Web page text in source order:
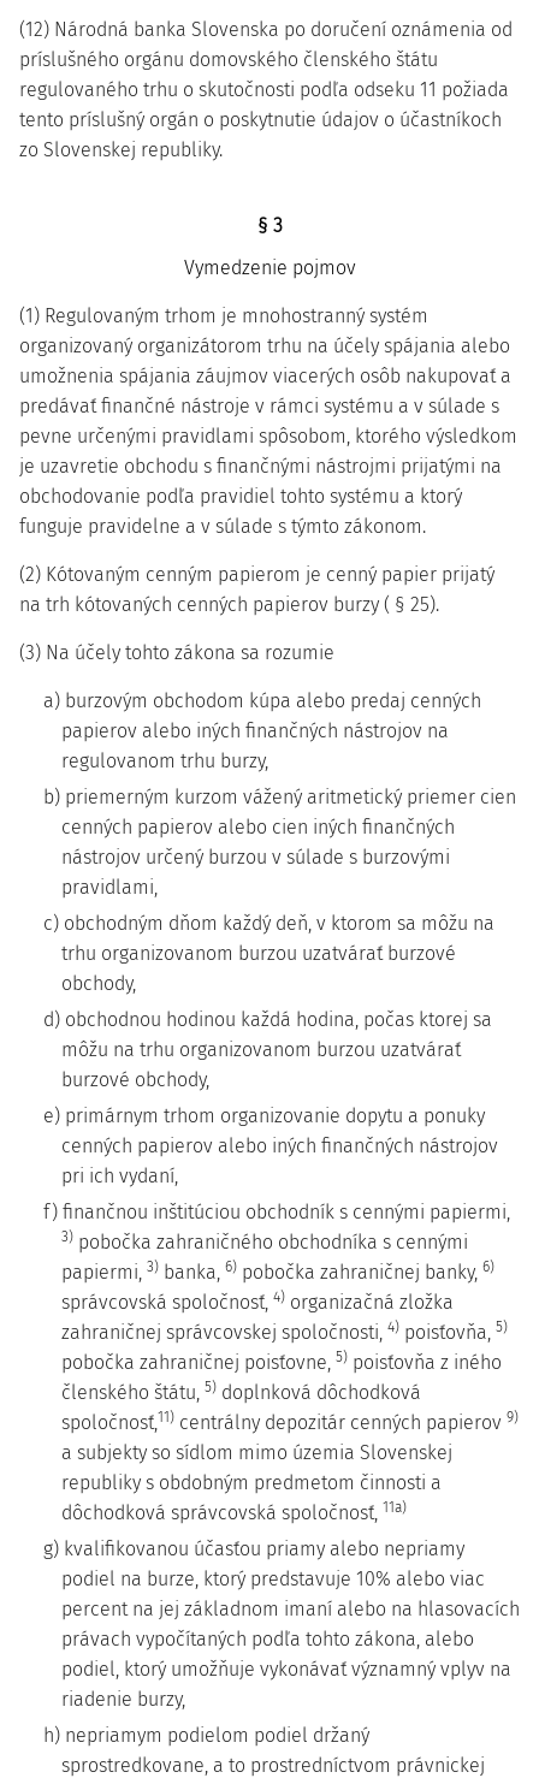
(12) Národná banka Slovenska po doručení oznámenia od
príslušného orgánu domovského členského štátu
regulovaného trhu o skutočnosti podľa odseku 11 požiada
tento príslušný orgán o poskytnutie údajov o účastníkoch
zo Slovenskej republiky.
§ 3
Vymedzenie pojmov
(1) Regulovaným trhom je mnohostranný systém
organizovaný organizátorom trhu na účely spájania alebo
umožnenia spájania záujmov viacerých osôb nakupovať a
predávať finančné nástroje v rámci systému a v súlade s
pevne určenými pravidlami spôsobom, ktorého výsledkom
je uzavretie obchodu s finančnými nástrojmi prijatými na
obchodovanie podľa pravidiel tohto systému a ktorý
funguje pravidelne a v súlade s týmto zákonom.
(2) Kótovaným cenným papierom je cenný papier prijatý
na trh kótovaných cenných papierov burzy ( § 25).
(3) Na účely tohto zákona sa rozumie
a) burzovým obchodom kúpa alebo predaj cenných
papierov alebo iných finančných nástrojov na
regulovanom trhu burzy,
b) priemerným kurzom vážený aritmetický priemer cien
cenných papierov alebo cien iných finančných
nástrojov určený burzou v súlade s burzovými
pravidlami,
c) obchodným dňom každý deň, v ktorom sa môžu na
trhu organizovanom burzou uzatvárať burzové
obchody,
d) obchodnou hodinou každá hodina, počas ktorej sa
môžu na trhu organizovanom burzou uzatvárať
burzové obchody,
e) primárnym trhom organizovanie dopytu a ponuky
cenných papierov alebo iných finančných nástrojov
pri ich vydaní,
f) finančnou inštitúciou obchodník s cennými papiermi,
3) pobočka zahraničného obchodníka s cennými
papiermi, 3) banka, 6) pobočka zahraničnej banky, 6)
správcovská spoločnosť, 4) organizačná zložka
zahraničnej správcovskej spoločnosti, 4) poisťovňa, 5)
pobočka zahraničnej poisťovne, 5) poisťovňa z iného
členského štátu, 5) doplnková dôchodková
spoločnosť,11) centrálny depozitár cenných papierov 9)
a subjekty so sídlom mimo územia Slovenskej
republiky s obdobným predmetom činnosti a
dôchodková správcovská spoločnosť, 11a)
g) kvalifikovanou účasťou priamy alebo nepriamy
podiel na burze, ktorý predstavuje 10% alebo viac
percent na jej základnom imaní alebo na hlasovacích
právach vypočítaných podľa tohto zákona, alebo
podiel, ktorý umožňuje vykonávať významný vplyv na
riadenie burzy,
h) nepriamym podielom podiel držaný
sprostredkovane, a to prostredníctvom právnickej